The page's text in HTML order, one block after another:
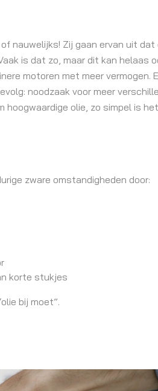
nauwelijks! Zij gaan ervan uit dat
is dat zo, maar dit kan helaas
motoren met meer vermogen.
noodzaak voor meer
hoogwaardige olie, zo simpel is
zware omstandigheden door:
korte stukjes
bij moet”.